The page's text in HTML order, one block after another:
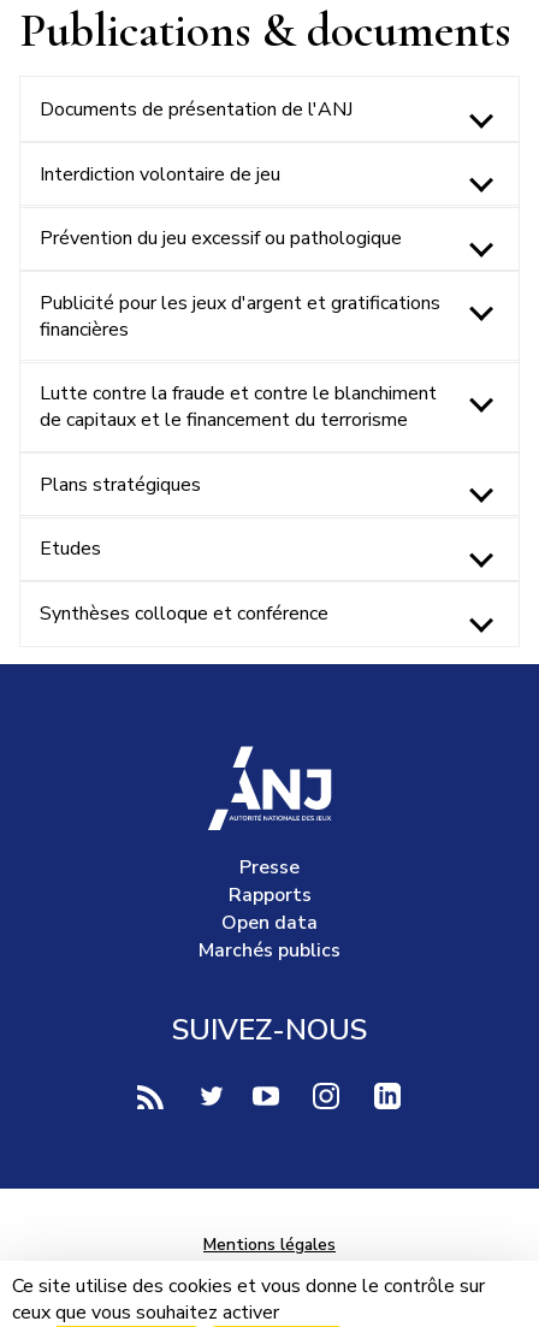
Publications & documents
Documents de présentation de l'ANJ
Interdiction volontaire de jeu
Prévention du jeu excessif ou pathologique
Publicité pour les jeux d'argent et gratifications
financières
Lutte contre la fraude et contre le blanchiment
de capitaux et le financement du terrorisme
Plans stratégiques
Etudes
Synthèses colloque et conférence
accueil
Presse
Rapports
Open data
Marchés publics
SUIVEZ-NOUS
voir notre page rss (Nouvelle fenêtre)
voir notre page twitter (Nouvelle
voir notre page youtube-play
voir notre page
Mentions légales
Données personnelles
Plan du site
Ce site utilise des cookies et vous donne le contrôle sur
ceux que vous souhaitez activer